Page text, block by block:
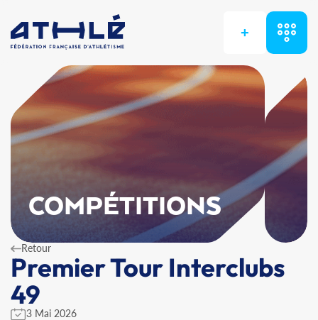
+
COMPÉTITIONS
Retour
Premier Tour Interclubs
49
3 Mai 2026